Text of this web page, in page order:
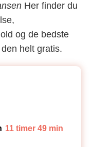
Her finder du
og de bedste
helt gratis.
11 timer 49 min